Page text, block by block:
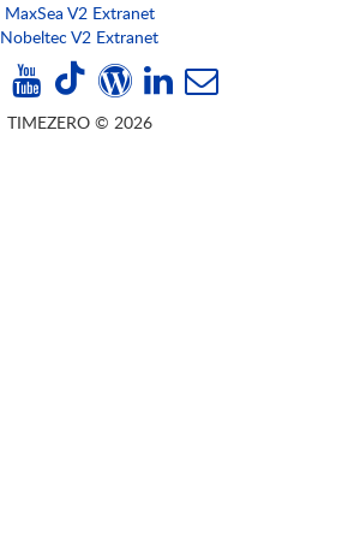
MaxSea V2 Extranet
Nobeltec V2 Extranet
TIMEZERO © 2026